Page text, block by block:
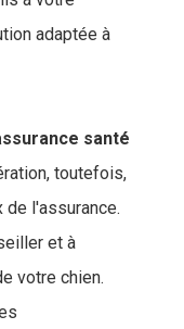
adaptée à
santé
toutefois,
de l'assurance.
et à
votre chien.